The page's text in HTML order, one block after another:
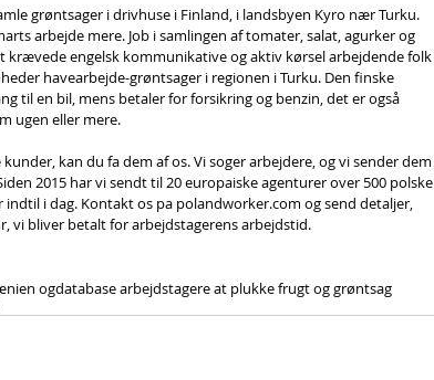
grøntsager i drivhuse i Finland, i landsbyen Kyro nær Turku.
arbejde mere. Job i samlingen af tomater, salat, agurker og
krævede engelsk kommunikative og aktiv kørsel arbejdende folk
havearbejde-grøntsager i regionen i Turku. Den finske
til en bil, mens betaler for forsikring og benzin, det er også
ugen eller mere.
kan du fa dem af os. Vi soger arbejdere, og vi sender dem
2015 har vi sendt til 20 europaiske agenturer over 500 polske
i dag. Kontakt os pa polandworker.com og send detaljer,
vi bliver betalt for arbejdstagerens arbejdstid.
ogdatabase arbejdstagere at plukke frugt og grøntsag